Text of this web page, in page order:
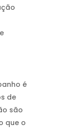
é
de
são
que o